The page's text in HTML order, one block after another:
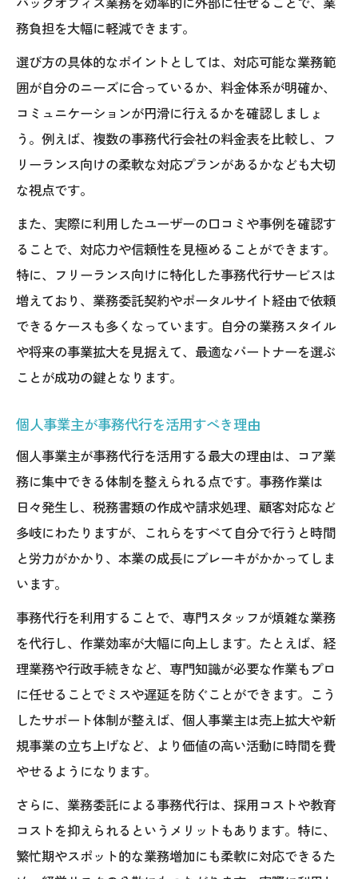
務負担を大幅に軽減できます。
選び方の具体的なポイントとしては、対応可能な業務範
囲が自分のニーズに合っているか、料金体系が明確か、
コミュニケーションが円滑に行えるかを確認しましょ
う。例えば、複数の事務代行会社の料金表を比較し、フ
リーランス向けの柔軟な対応プランがあるかなども大切
な視点です。
また、実際に利用したユーザーの口コミや事例を確認す
ることで、対応力や信頼性を見極めることができます。
特に、フリーランス向けに特化した事務代行サービスは
増えており、業務委託契約やポータルサイト経由で依頼
できるケースも多くなっています。自分の業務スタイル
や将来の事業拡大を見据えて、最適なパートナーを選ぶ
ことが成功の鍵となります。
個人事業主が事務代行を活用すべき理由
個人事業主が事務代行を活用する最大の理由は、コア業
務に集中できる体制を整えられる点です。事務作業は
日々発生し、税務書類の作成や請求処理、顧客対応など
多岐にわたりますが、これらをすべて自分で行うと時間
と労力がかかり、本業の成長にブレーキがかかってしま
います。
事務代行を利用することで、専門スタッフが煩雑な業務
を代行し、作業効率が大幅に向上します。たとえば、経
理業務や行政手続きなど、専門知識が必要な作業もプロ
に任せることでミスや遅延を防ぐことができます。こう
したサポート体制が整えば、個人事業主は売上拡大や新
規事業の立ち上げなど、より価値の高い活動に時間を費
やせるようになります。
さらに、業務委託による事務代行は、採用コストや教育
コストを抑えられるというメリットもあります。特に、
繁忙期やスポット的な業務増加にも柔軟に対応できるた